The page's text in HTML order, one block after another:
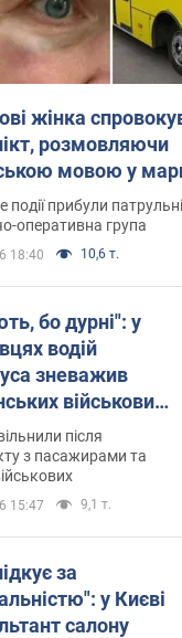
жінка
розмовляючи
мовою у
склала
події прибули
оперативна група
18:40 10,6 т.
бо дурні": у
водій
зневажив
військових
Відео
після
з пасажирами та
15:47 9,1 т.
за
у Києві
салону